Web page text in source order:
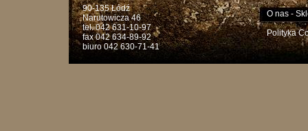
90-135 Łódź
Narutowicza 46
tel. 042 631-10-97
fax 042 634-89-92
biuro 042 630-71-41
O nas-
Polityka